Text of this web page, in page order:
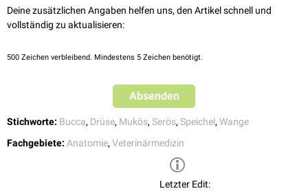
Deine zusätzlichen Angaben helfen uns, den Artikel schnell und
vollständig zu aktualisieren:
500 Zeichen verbleibend. Mindestens 5 Zeichen benötigt.
Absenden
Stichworte: Bucca, Drüse, Mukös, Serös, Speichel, Wange
Fachgebiete: Anatomie, Veterinärmedizin
Letzter Edit: